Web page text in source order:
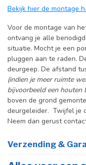
Incl. systeem
Bekijk hier de montage
Voor de montage van
ontvang je alle
situatie. Mocht je een
pluggen aan te raden.
deurgeep. De afstand
(indien je meer ruimte
bijvoorbeeld een houten
boven de grond
deurgeleider. Twijfel je
Neem dan gerust
Verzending &